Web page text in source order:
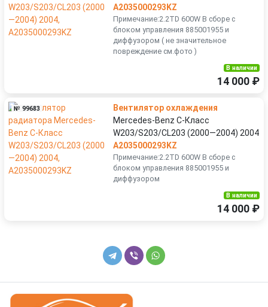
A2035000293KZ
Примечание:2.2TD 600W В сборе с
блоком управления 885001955 и
диффузором ( не значительное
повреждение см.фото )
В наличии
14 000 ₽
№ 99683
Вентилятор охлаждения
Mercedes-Benz C-Класс
W203/S203/CL203 (2000—2004) 2004
A2035000293KZ
Примечание:2.2TD 600W В сборе с
блоком управления 885001955 и
диффузором
В наличии
14 000 ₽